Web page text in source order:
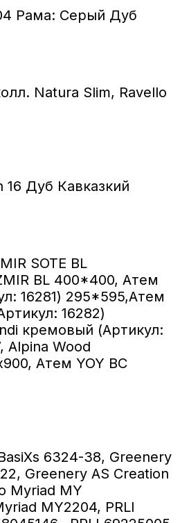
Рама: Серый Дуб
Natura Slim, Ravello
16 Дуб Кавказкий
SOTE BL
BL 400*400, Атем
16281) 295*595,Атем
16282)
кремовый (Артикул:
Alpina Wood
Атем YOY BC
6324-38, Greenery
Greenery AS Creation
Myriad MY
MY2204, PRLI